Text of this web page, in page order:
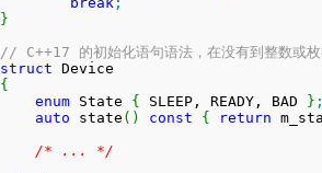
}
// C++17 的初始化语句语法，在没有到整数或枚
struct Device
{
enum State { SLEEP, READY, BAD }
auto state ( ) const { return
/* ... */